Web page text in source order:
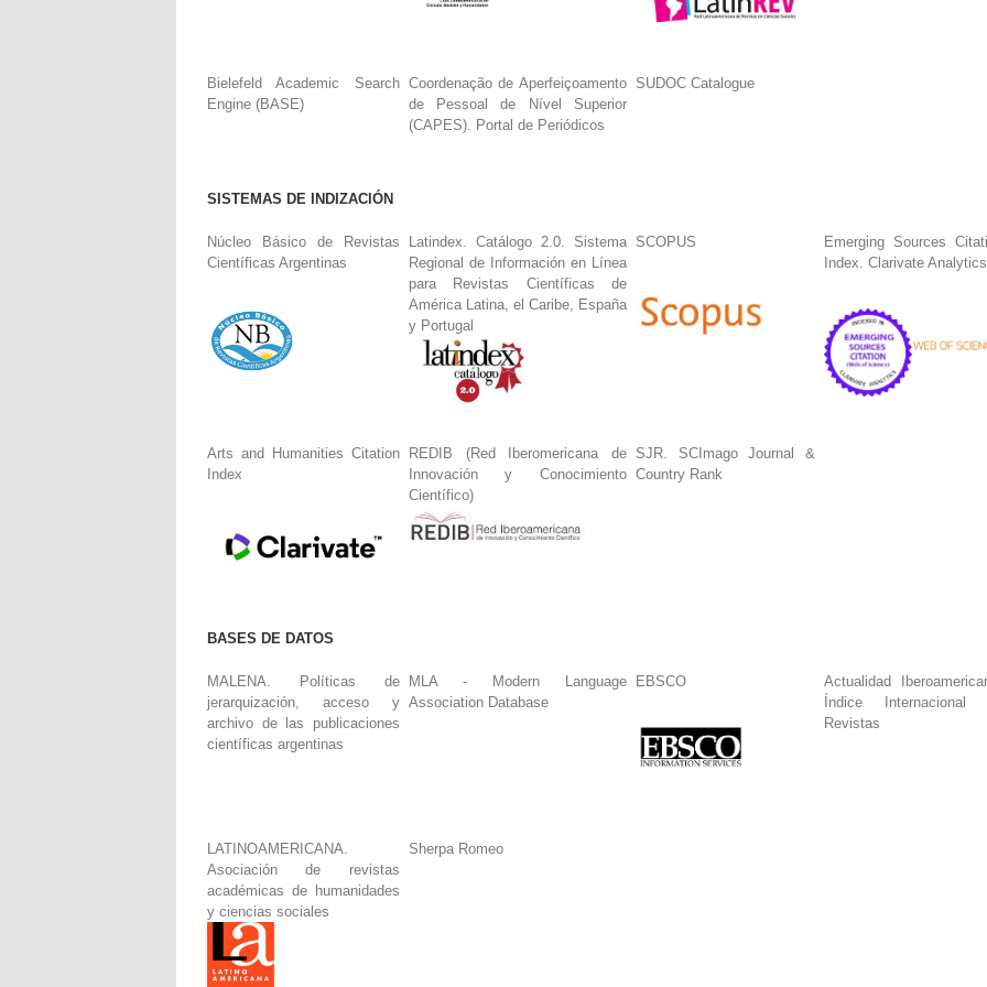
Bielefeld Academic Search
Engine (BASE)
Coordenação de Aperfeiçoamento
de Pessoal de Nível Superior
(CAPES). Portal de Periódicos
SUDOC Catalogue
SISTEMAS DE INDIZACIÓN
Núcleo Básico de Revistas
Científicas Argentinas
Latindex. Catálogo 2.0. Sistema
Regional de Información en Línea
para Revistas Científicas de
América Latina, el Caribe, España
y Portugal
SCOPUS
Emerging Sources
Index. Clarivate Analytics
Arts and Humanities Citation
Index
REDIB (Red Iberomericana de
Innovación y Conocimiento
Científico)
SJR. SCImago Journal &
Country Rank
BASES DE DATOS
MALENA. Políticas de
jerarquización, acceso y
archivo de las publicaciones
científicas argentinas
MLA - Modern Language
Association Database
EBSCO
Actualidad
Índice Internacional
Revistas
LATINOAMERICANA.
Asociación de revistas
académicas de humanidades
y ciencias sociales
Sherpa Romeo